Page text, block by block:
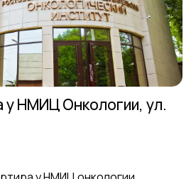
у НМИЦ Онкологии, ул.